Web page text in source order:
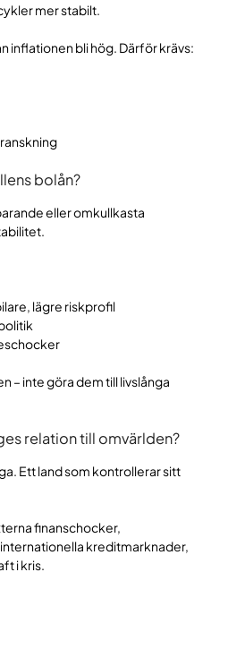
mer stabilt.
inflationen bli hög. Därför krävs:
bolån?
eller omkullkasta
lägre riskprofil
– inte göra dem till livslånga
relation till omvärlden?
Ett land som kontrollerar sitt
finanschocker,
kreditmarknader,
i kris.